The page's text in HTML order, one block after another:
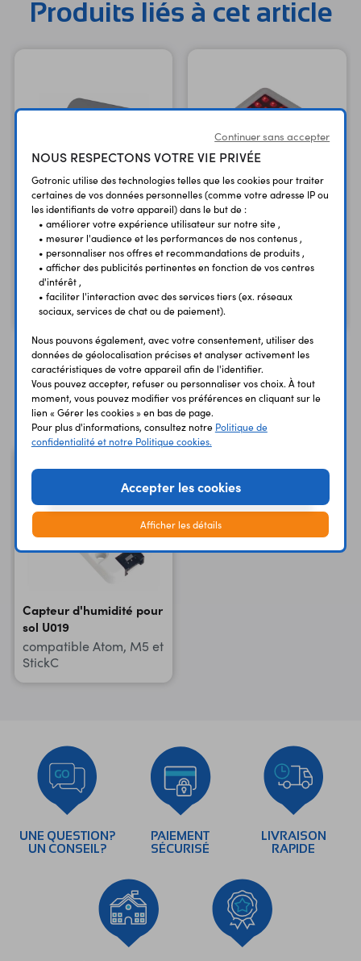
Produits liés à cet article
Module Atom Lite C008
ESP32 - WiFi et BLE
12,50 € TTC
10,42 € HT Code : 36870
Module Atom Matrix
C008-B
ESP32 - WiFi et BLE +
matrice RGB
25,90 € TTC
21,58 €
Vous avez déja consulté
Capteur d'humidité pour
sol U019
compatible Atom, M5 et
StickC
UNE QUESTION?
UN CONSEIL?
PAIEMENT
SÉCURISÉ
LIVRAISON
RAPIDE
Continuer sans accepter
NOUS RESPECTONS VOTRE VIE PRIVÉE
Gotronic utilise des technologies telles que les cookies pour traiter
certaines de vos données personnelles (comme votre adresse IP ou
les identifiants de votre appareil) dans le but de :
• améliorer votre expérience utilisateur sur notre site ,
• mesurer l'audience et les performances de nos contenus ,
• personnaliser nos offres et recommandations de produits ,
• afficher des publicités pertinentes en fonction de vos centres
d'intérêt ,
• faciliter l'interaction avec des services tiers (ex. réseaux
sociaux, services de chat ou de paiement).
Nous pouvons également, avec votre consentement, utiliser des
données de géolocalisation précises et analyser activement les
caractéristiques de votre appareil afin de l'identifier.
Vous pouvez accepter, refuser ou personnaliser vos choix. À tout
moment, vous pouvez modifier vos préférences en cliquant sur le
lien « Gérer les cookies » en bas de page.
Pour plus d'informations, consultez notre Politique de
confidentialité et notre Politique cookies.
Accepter les cookies
Afficher les détails